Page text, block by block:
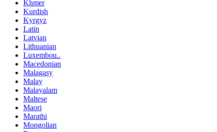
Khmer
Kurdish
Kyrgyz
Latin
Latvian
Lithuanian
Luxembou..
Macedonian
Malagasy
Malay
Malayalam
Maltese
Maori
Marathi
Mongolian